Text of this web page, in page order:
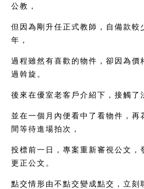
公教，
但因為剛升任正式教師，自備款較
年，
過程雖然有喜歡的物件，卻因為價
過斡旋。
後來在優室老客戶介紹下，接觸了
並在一個月內便看中了看物件，再
間等待進場拍次，
投標前一日，專案重新審視公文，
更正公文。
點交情形由不點交變成點交，立刻